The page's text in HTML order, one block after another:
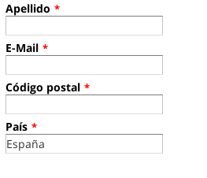
Apellido *
E-Mail *
Código postal *
País *